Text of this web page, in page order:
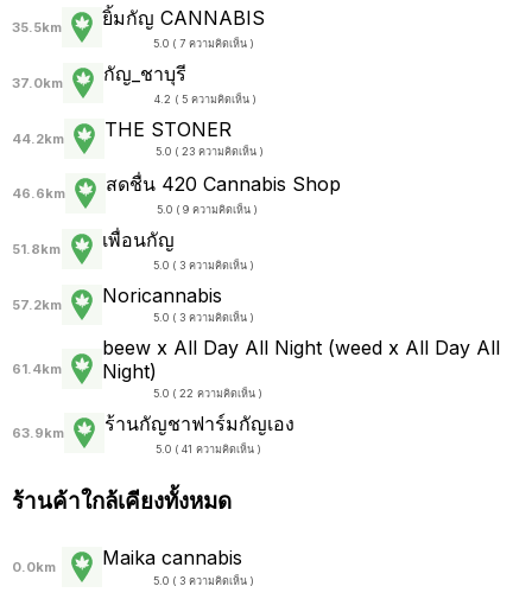
35.5km ยิ้มกัญ CANNABIS
5.0 ( 7 ความคิดเห็น )
37.0km กัญ_ชาบุรี
4.2 ( 5 ความคิดเห็น )
44.2km THE STONER
5.0 ( 23 ความคิดเห็น )
46.6km สดชื่น 420 Cannabis Shop
5.0 ( 9 ความคิดเห็น )
51.8km เพื่อนกัญ
5.0 ( 3 ความคิดเห็น )
57.2km Noricannabis
5.0 ( 3 ความคิดเห็น )
61.4km
beew x All Day All Night (weed x All Day All
Night)
5.0 ( 22 ความคิดเห็น )
63.9km ร้านกัญชาฟาร์มกัญเอง
5.0 ( 41 ความคิดเห็น )
ร้านค้าใกล้เคียงทั้งหมด
0.0km Maika cannabis
5.0 ( 3 ความคิดเห็น )